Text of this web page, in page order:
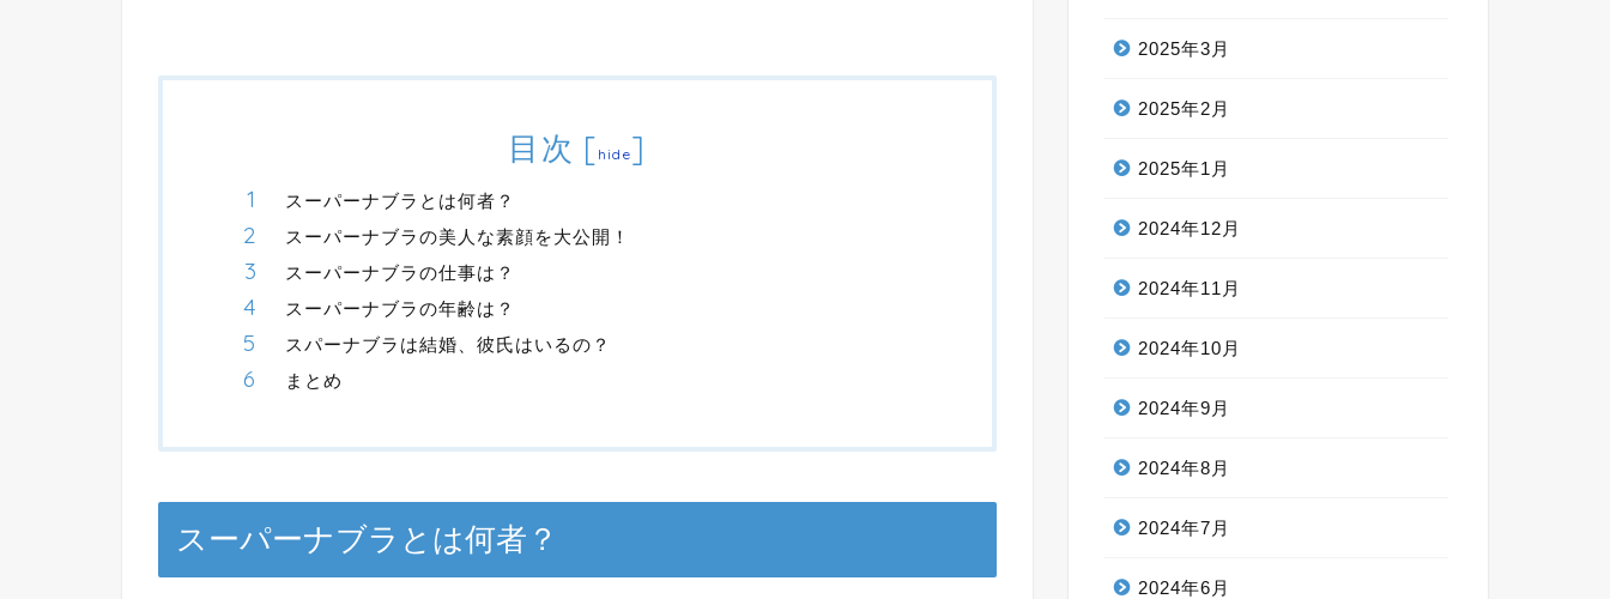
目次 [ hide]
スーパーナブラとは何者？
スーパーナブラの美人な素顔を大公開！
スーパーナブラの仕事は？
スーパーナブラの年齢は？
スパーナブラは結婚、彼氏はいるの？
まとめ
スーパーナブラとは何者？
2025年3月
2025年2月
2025年1月
2024年12月
2024年11月
2024年10月
2024年9月
2024年8月
2024年7月
2024年6月